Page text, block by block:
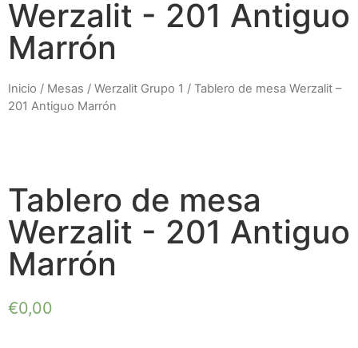
Werzalit - 201 Antiguo
Marrón
Inicio / Mesas / Werzalit Grupo 1 / Tablero de mesa Werzalit –
201 Antiguo Marrón
Tablero de mesa
Werzalit - 201 Antiguo
Marrón
€0,00